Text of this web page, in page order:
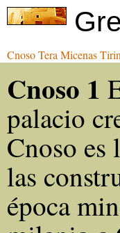
CnosoTera Micenas
Cnoso 1
palacio
Cnoso es
las
época